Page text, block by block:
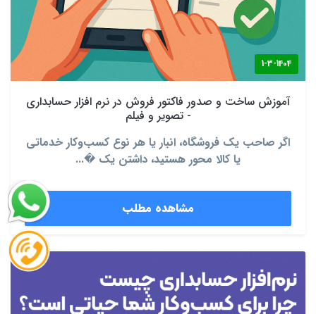
1-3-1404
آموزش ساخت و صدور فاکتور فروش در نرم‌ افزار حسابداری
- تصویر و فیلم
اگر صاحب یک فروشگاه، انبار یا هر نوع کسب‌وکار خدماتی
یا کالا محور هستید، داشتن یک �...
مشاهده مطلب